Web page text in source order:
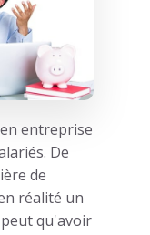
entreprise
De
de
réalité un
qu'avoir